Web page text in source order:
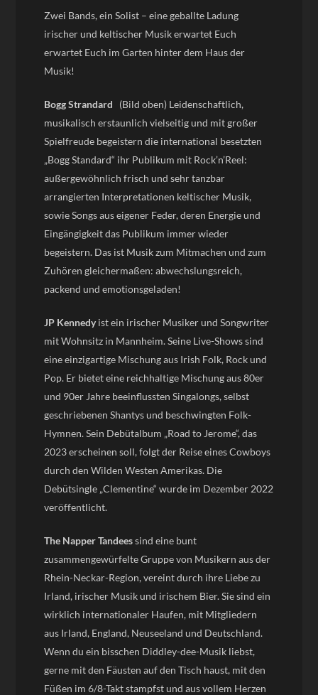
Zwei Bands, ein Solist – eine geballte Ladung
irischer und keltischer Musik erwartet Euch
erwartet Euch im Garten hinter dem Haus der
Musik!
Bogg Strandard (Bild oben) Leidenschaftlich,
musikalisch erstaunlich vielseitig und mit großer
Spielfreude begeistern die international besetzten
„Bogg Standard“ ihr Publikum mit Rock’n’Reel:
außergewöhnlich frisch und sehr tanzbar
arrangierten Interpretationen keltischer Musik,
sowie Songs aus eigener Feder, deren Energie und
Eingängigkeit das Publikum immer wieder
begeistern. Das ist Musik zum Mitmachen und zum
Zuhören gleichermaßen: abwechslungsreich,
packend und emotionsgeladen!
JP Kennedyist ein irischer Musiker und Songwriter
mit Wohnsitz in Mannheim. Seine Live-Shows sind
eine einzigartige Mischung aus Irish Folk, Rock und
Pop. Er bietet eine reichhaltige Mischung aus 80er
und 90er Jahre beeinflussten Singalongs, selbst
geschriebenen Shantys und beschwingten Folk-
Hymnen. Sein Debütalbum „Road to Jerome“, das
2023 erscheinen soll, folgt der Reise eines Cowboys
durch den Wilden Westen Amerikas. Die
Debütsingle „Clementine“ wurde im Dezember 2022
veröffentlicht.
The Napper Tandeessind eine bunt
zusammengewürfelte Gruppe von Musikern aus der
Rhein-Neckar-Region, vereint durch ihre Liebe zu
Irland, irischer Musik und irischem Bier. Sie sind ein
wirklich internationaler Haufen, mit Mitgliedern
aus Irland, England, Neuseeland und Deutschland.
Wenn du ein bisschen Diddley-dee-Musik liebst,
gerne mit den Fäusten auf den Tisch haust, mit den
Füßen im 6/8-Takt stampfst und aus vollem Herzen